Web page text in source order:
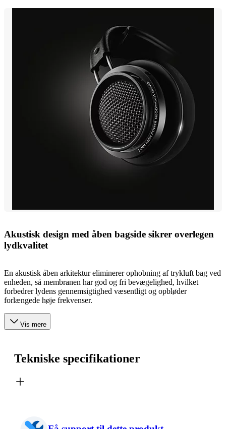
Akustisk design med åben bagside sikrer overlegen
lydkvalitet
En akustisk åben arkitektur eliminerer ophobning af trykluft bag ved
enheden, så membranen har god og fri bevægelighed, hvilket
forbedrer lydens gennemsigtighed væsentligt og opbløder
forlængede høje frekvenser.
Vis mere
Tekniske specifikationer